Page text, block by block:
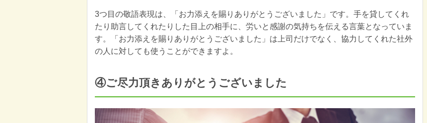
3つ目の敬語表現は、「お力添えを賜りありがとうございました」です。手を貸してくれ
たり助言してくれたりした目上の相手に、労いと感謝の気持ちを伝える言葉となっていま
す。「お力添えを賜りありがとうございました」は上司だけでなく、協力してくれた社外
の人に対しても使うことができますよ。
④ご尽力頂きありがとうございました